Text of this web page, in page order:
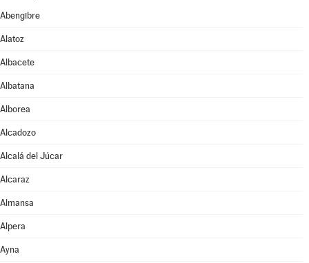
Abengibre
Alatoz
Albacete
Albatana
Alborea
Alcadozo
Alcalá del Júcar
Alcaraz
Almansa
Alpera
Ayna